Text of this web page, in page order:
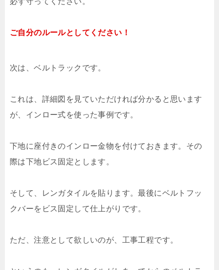
ご自分のルールとしてください！
次は、ベルトラックです。
これは、詳細図を見ていただければ分かると思います
が、インロー式を使った事例です。
下地に座付きのインロー金物を付けておきます。その
際は下地ビス固定とします。
そして、レンガタイルを貼ります。最後にベルトフッ
クバーをビス固定して仕上がりです。
ただ、注意として欲しいのが、工事工程です。